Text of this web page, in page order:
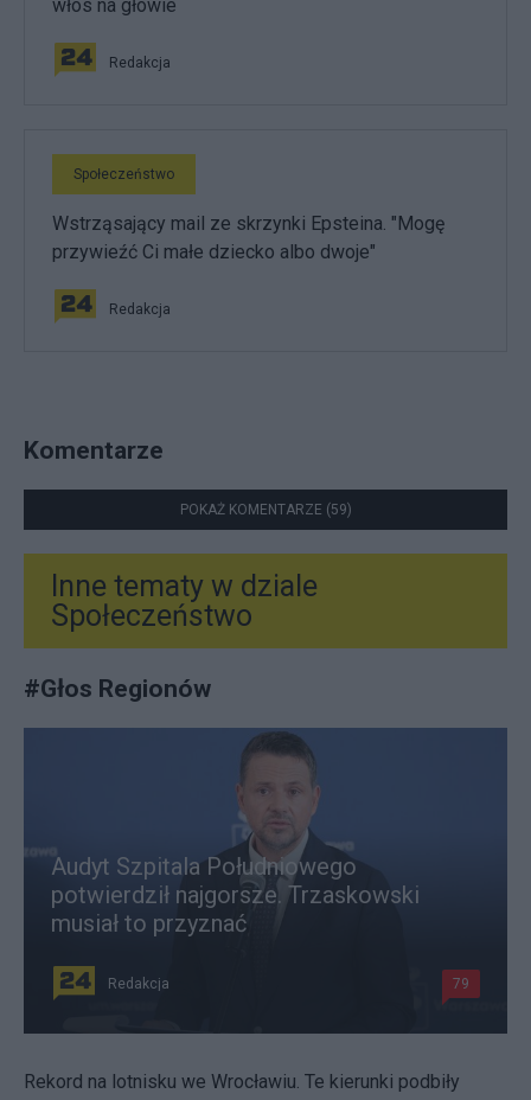
włos na głowie
Redakcja
Społeczeństwo
Wstrząsający mail ze skrzynki Epsteina. "Mogę
przywieźć Ci małe dziecko albo dwoje"
Redakcja
Komentarze
POKAŻ KOMENTARZE (59)
Inne tematy w dziale
Społeczeństwo
#Głos Regionów
Audyt Szpitala Południowego
potwierdził najgorsze. Trzaskowski
musiał to przyznać
Redakcja 79
Rekord na lotnisku we Wrocławiu. Te kierunki podbiły